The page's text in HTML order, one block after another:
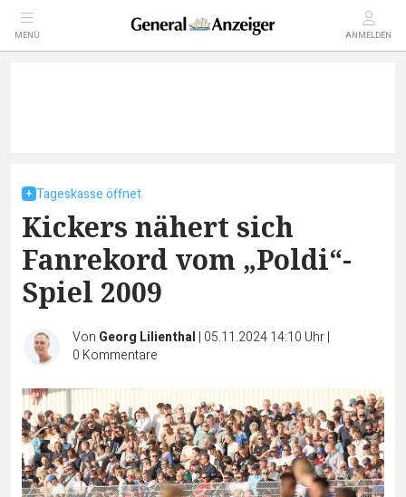
MENÜ ANMELDEN
Tageskasse öffnet
Kickers nähert sich
Fanrekord vom „Poldi“-
Spiel 2009
Von Georg Lilienthal | 05.11.2024 14:10 Uhr|
0 Kommentare